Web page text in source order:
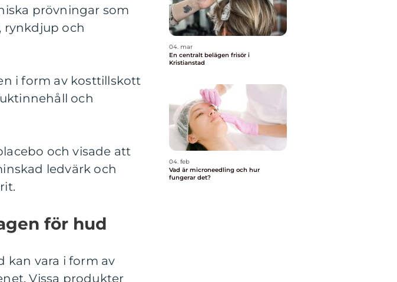
prövningar som
rynkdjup och
i form av kosttillskott
och
och visade att
ledvärk och
för hud
kan vara i form av
Vissa produkter
04. mar
En centralt belägen frisör i
Kristianstad
04. feb
Vad är microneedling och hur
fungerar det?